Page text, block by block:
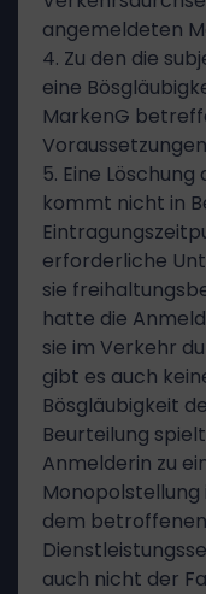
angemeldeten
4. Zu den die
eine
MarkenG
5. Eine
kommt nicht in
erforderliche
sie
hatte die
sie im Verkehr
gibt es auch
Bösgläubigkeit
Beurteilung
Anmelderin zu
dem
auch nicht der